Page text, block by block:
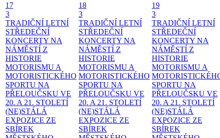
17
3
TRADIČNÍ LETNÍ
STŘEDEČNÍ
KONCERTY NA
NÁMĚSTÍ Z
HISTORIE
MOTORISMU A
MOTORISTICKÉHO
SPORTU NA
PŘELOUČSKU VE
20. A 21. STOLETÍ
(NE)STÁLÁ
EXPOZICE ZE
SBÍREK
18
3
TRADIČNÍ LETNÍ
STŘEDEČNÍ
KONCERTY NA
NÁMĚSTÍ Z
HISTORIE
MOTORISMU A
MOTORISTICKÉHO
SPORTU NA
PŘELOUČSKU VE
20. A 21. STOLETÍ
(NE)STÁLÁ
EXPOZICE ZE
SBÍREK
19
3
TRADIČNÍ LETNÍ
STŘEDEČNÍ
KONCERTY NA
NÁMĚSTÍ Z
HISTORIE
MOTORISMU A
SPORTU NA
PŘELOUČSKU VE
20. A 21. STOLETÍ
(NE)STÁLÁ
EXPOZICE ZE
SBÍREK